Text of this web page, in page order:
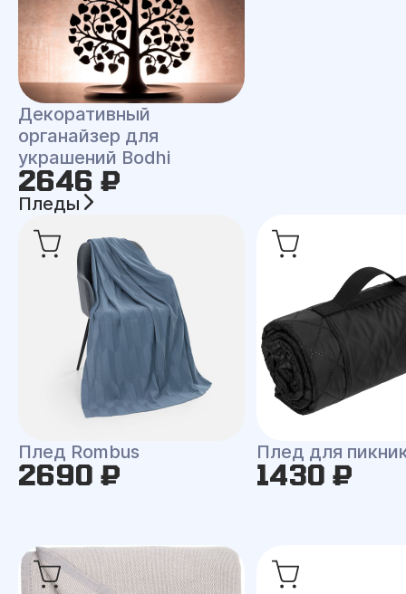
Декоративный
органайзер для
украшений Bodhi
2646 ₽
Пледы
Плед Rombus
2690 ₽
Плед для
1430 ₽